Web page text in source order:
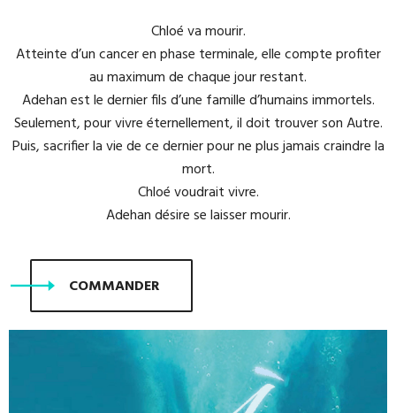
Chloé va mourir.
Atteinte d’un cancer en phase terminale, elle compte profiter
au maximum de chaque jour restant.
Adehan est le dernier fils d’une famille d’humains immortels.
Seulement, pour vivre éternellement, il doit trouver son Autre.
Puis, sacrifier la vie de ce dernier pour ne plus jamais craindre la
mort.
Chloé voudrait vivre.
Adehan désire se laisser mourir.
COMMANDER